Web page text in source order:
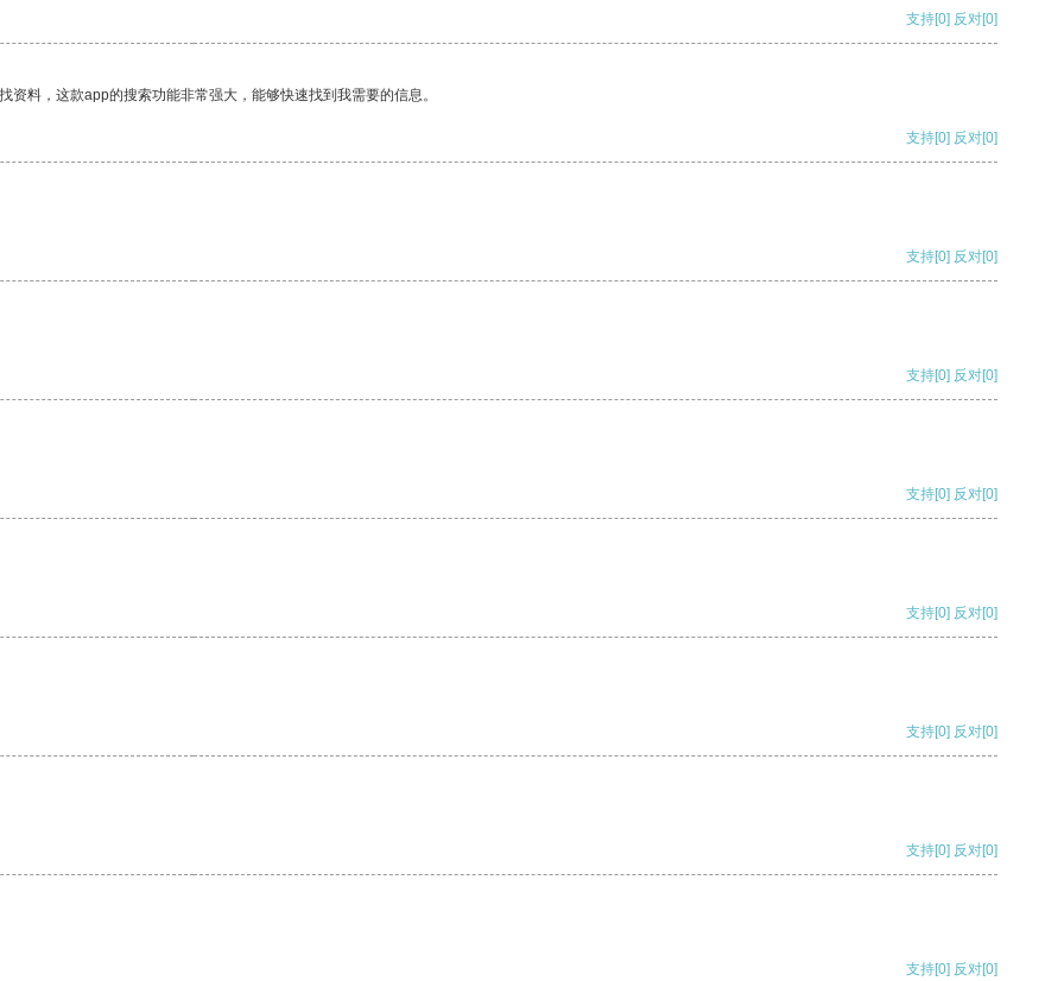
支持[0] 反对[0]
料，这款app的搜索功能非常强大，能够快速找到我需要的信息。
支持[0] 反对[0]
支持[0] 反对[0]
支持[0] 反对[0]
支持[0] 反对[0]
支持[0] 反对[0]
支持[0] 反对[0]
支持[0] 反对[0]
支持[0] 反对[0]